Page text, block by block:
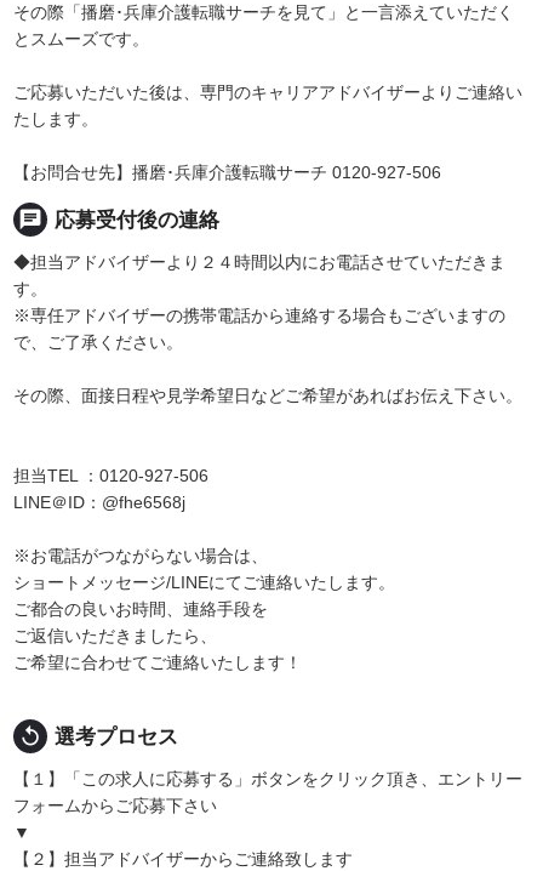
その際「播磨･兵庫介護転職サーチを見て」と一言添えていただく
とスムーズです。
ご応募いただいた後は、専門のキャリアアドバイザーよりご連絡い
たします。
【お問合せ先】播磨･兵庫介護転職サーチ 0120-927-506
chat 応募受付後の連絡
◆担当アドバイザーより２４時間以内にお電話させていただきま
す。
※専任アドバイザーの携帯電話から連絡する場合もございますの
で、ご了承ください。
その際、面接日程や見学希望日などご希望があればお伝え下さい。
担当TEL ：0120-927-506
LINE＠ID：@fhe6568j
※お電話がつながらない場合は、
ショートメッセージ/LINEにてご連絡いたします。
ご都合の良いお時間、連絡手段を
ご返信いただきましたら、
ご希望に合わせてご連絡いたします！
replay 選考プロセス
【１】「この求人に応募する」ボタンをクリック頂き、エントリー
フォームからご応募下さい
▼
【２】担当アドバイザーからご連絡致します